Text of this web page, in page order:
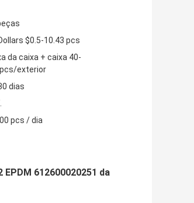
$0.5-10.43 pcs
da caixa + caixa 40-
exterior
dias
pcs / dia
612600020251 da